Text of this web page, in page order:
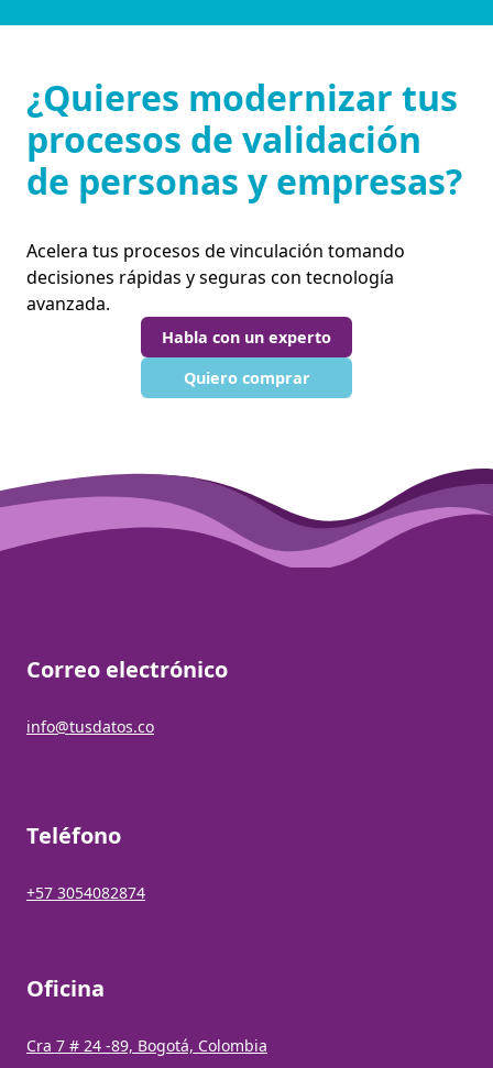
¿Quieres modernizar tus
procesos de validación
de personas y empresas?
Acelera tus procesos de vinculación tomando
decisiones rápidas y seguras con tecnología
avanzada.
Habla con un experto
Quiero comprar
Correo electrónico
info@tusdatos.co
Teléfono
+57 3054082874
Oficina
Cra 7 # 24 -89, Bogotá, Colombia